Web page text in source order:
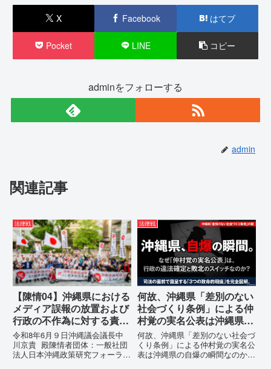
X Facebook はてブ
Pocket LINE コピー
adminをフォローする
admin
関連記事
法律戦
【陳情04】沖縄県における
メディア誤報の放置および
行政の不作為に対する責任
追及と再発防止策を求める
陳情
令和8年6月９日沖縄議会議長中
川京貴 殿陳情者団体：一般社団
法人日本沖縄政策研究フォーラム
法律戦
何故、沖縄県「差別のない
社会づくり条例」による仲
村覚の実名公表は沖縄県の
自爆の瞬間なのか？その3
つの理由。
何故、沖縄県「差別のない社会づ
くり条例」による仲村覚の実名公
表は沖縄県の自爆の瞬間なのか？